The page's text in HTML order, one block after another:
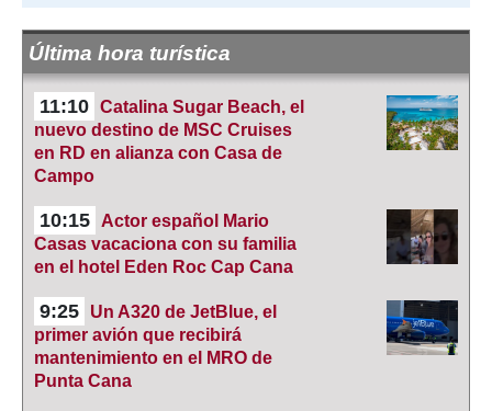
Última hora turística
11:10 Catalina Sugar Beach, el
nuevo destino de MSC Cruises
en RD en alianza con Casa de
Campo
10:15
Actor español Mario
Casas vacaciona con su familia
en el hotel Eden Roc Cap Cana
9:25
Un A320 de JetBlue, el
primer avión que recibirá
mantenimiento en el MRO de
Punta Cana